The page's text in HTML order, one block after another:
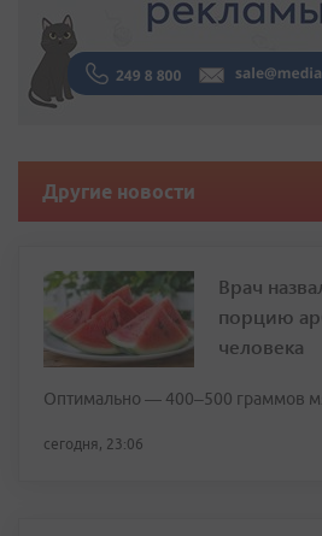
Другие новости
Врач
порцию
человека
Оптимально — 400–500 граммов
сегодня, 23:06